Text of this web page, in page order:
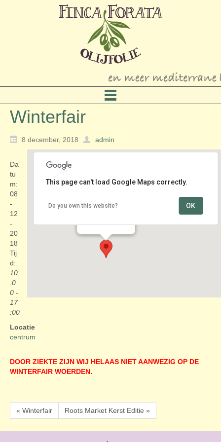
Winterfair
8 december, 2018 admin
centrum
This page can't load Google Maps correctly.
Do you own this website? OK
Da
tu
m:
08
-
12
-
20
18
Tij
d:
10
:0
0 -
17
:00
Locatie
centrum
DOOR ZIEKTE ZIJN WIJ HELAAS NIET AANWEZIG OP DE
WINTERFAIR WOERDEN.
« Winterfair Roots Market Kerst Editie »